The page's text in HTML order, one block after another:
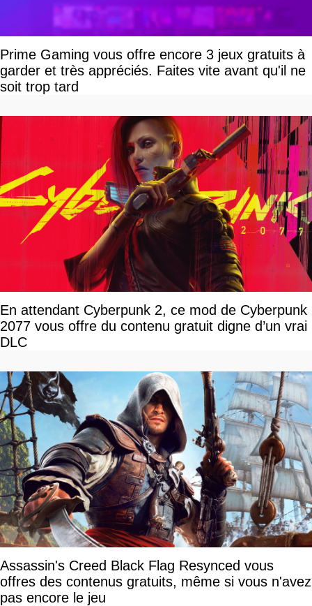
Prime Gaming vous offre encore 3 jeux gratuits à
garder et très appréciés. Faites vite avant qu'il ne
soit trop tard
En attendant Cyberpunk 2, ce mod de Cyberpunk
2077 vous offre du contenu gratuit digne d’un vrai
DLC
Assassin's Creed Black Flag Resynced vous
offres des contenus gratuits, même si vous n'avez
pas encore le jeu